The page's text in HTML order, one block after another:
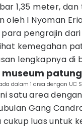
1,35 meter, dan
oleh I Nyoman
pengrajin dari
kemegahan
lengkapnya di
museum
dalam 1 area dengan UC
satu area
Gang
cukup luas untuk